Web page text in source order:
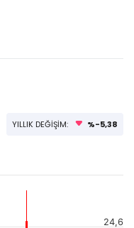
YILLIK DEĞİŞİM: %-5,38
24,6